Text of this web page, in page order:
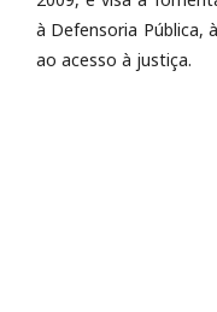
à Defensoria Pública,
ao acesso à justiça.